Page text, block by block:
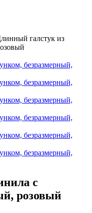
галстук из
с
розовый